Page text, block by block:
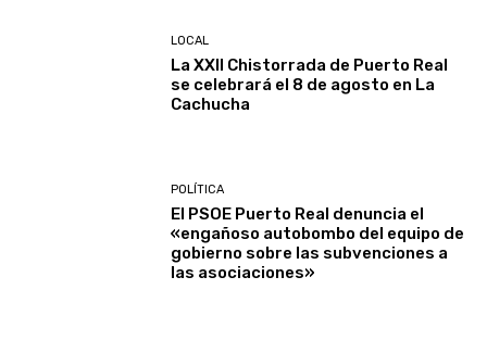
LOCAL
La XXII Chistorrada de Puerto Real
se celebrará el 8 de agosto en La
Cachucha
POLÍTICA
El PSOE Puerto Real denuncia el
«engañoso autobombo del equipo de
gobierno sobre las subvenciones a
las asociaciones»